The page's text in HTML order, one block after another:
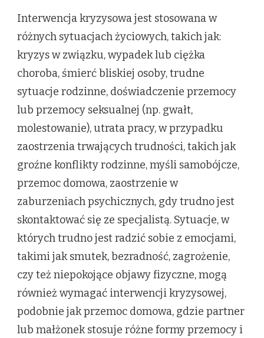
Interwencja kryzysowa jest stosowana w
różnych sytuacjach życiowych, takich jak:
kryzys w związku, wypadek lub ciężka
choroba, śmierć bliskiej osoby, trudne
sytuacje rodzinne, doświadczenie przemocy
lub przemocy seksualnej (np. gwałt,
molestowanie), utrata pracy, w przypadku
zaostrzenia trwających trudności, takich jak
groźne konflikty rodzinne, myśli samobójcze,
przemoc domowa, zaostrzenie w
zaburzeniach psychicznych, gdy trudno jest
skontaktować się ze specjalistą. Sytuacje, w
których trudno jest radzić sobie z emocjami,
takimi jak smutek, bezradność, zagrożenie,
czy też niepokojące objawy fizyczne, mogą
również wymagać interwencji kryzysowej,
podobnie jak przemoc domowa, gdzie partner
lub małżonek stosuje różne formy przemocy i